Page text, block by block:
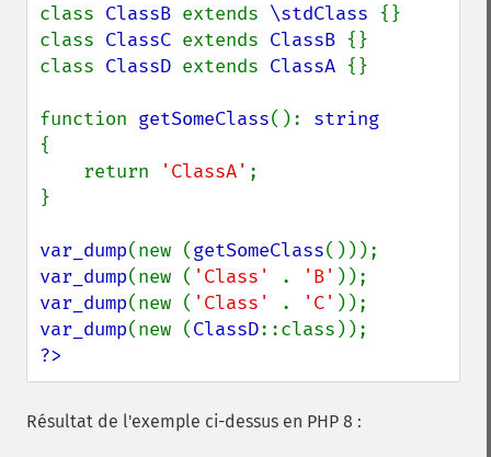
class ClassB extends \stdClass {}
class ClassC extends ClassB {}
class ClassD extends ClassA {}
function getSomeClass():
{
    return
'ClassA' ;
}
var_dump(new (getSomeClass
var_dump(new ( 'Class' . 'B'
var_dump(new ( 'Class' . 'C'
var_dump(new (ClassD
?>
Résultat de l'exemple ci-dessus en PHP 8 :